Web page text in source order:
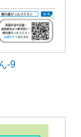
-9